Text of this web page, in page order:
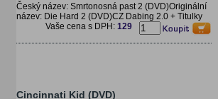
Český název: Smrtonosná past 2 (DVD)Originální
název: Die Hard 2 (DVD)CZ Dabing 2.0 + Titulky
Vaše cena s DPH: 129
Cincinnati Kid (DVD)